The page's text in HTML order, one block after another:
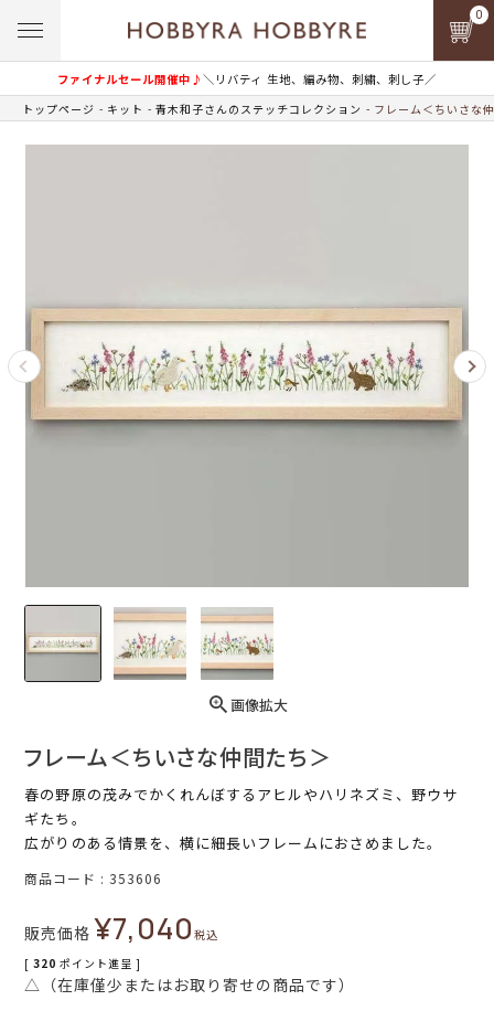
ファイナルセール開催中♪＼リバティ 生地、編み物、刺繍、刺し子／
0
トップページ キット 青木和子さんのステッチコレクション フレーム＜ちいさな
画像拡大
フレーム＜ちいさな仲間たち＞
春の野原の茂みでかくれんぼするアヒルやハリネズミ、野ウサ
ギたち。
広がりのある情景を、横に細長いフレームにおさめました。
商品コード 353606
販売価格 ¥7,040税込
[ 320 ポイント進呈 ]
△（在庫僅少またはお取り寄せの商品です）